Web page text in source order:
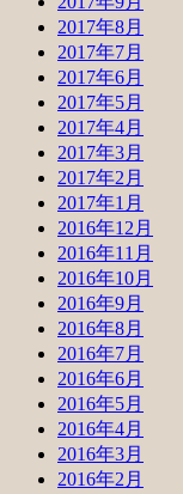
2017年8月
2017年7月
2017年6月
2017年5月
2017年4月
2017年3月
2017年2月
2017年1月
2016年12月
2016年11月
2016年10月
2016年9月
2016年8月
2016年7月
2016年6月
2016年5月
2016年4月
2016年3月
2016年2月